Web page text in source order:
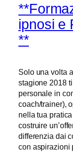
ipnosi e
**
Solo una volta
stagione 2018
personale in
coach/trainer),
nella tua
costruire
differenzia dai
con aspirazioni